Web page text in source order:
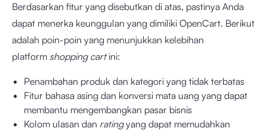
Berdasarkan fitur yang disebutkan di atas, pastinya Anda
dapat menerka keunggulan yang dimiliki OpenCart. Berikut
adalah poin-poin yang menunjukkan kelebihan
platform shopping cartini:
Penambahan produk dan kategori yang tidak terbatas
Fitur bahasa asing dan konversi mata uang yang dapat
membantu mengembangkan pasar bisnis
Kolom ulasan dan ratingyang dapat memudahkan